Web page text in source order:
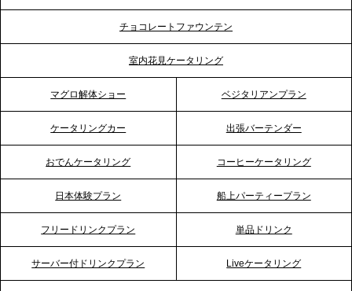
2026.5.12
プレスリリースのご案内｜ケータリングのセカンド
プレスリリースのご案内｜「温かな食」が会話のス
イッチに。新入社員研修で《食体験としてのケータ
テーブル、横浜事務所を新設。神奈川エリアのサー
ビス提供体制を強化し、質の高い「場づくり」をサ
チョコレートファウンテン
室内花見ケータリング
マグロ解体ショー ベジタリアンプラン
ケータリングカー 出張バーテンダー
おでんケータリング コーヒーケータリング
日本体験プラン 船上パーティープラン
フリードリンクプラン 単品ドリンク
サーバー付ドリンクプラン Liveケータリング